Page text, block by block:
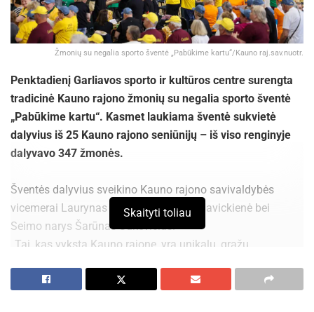
Žmonių su negalia sporto šventė „Pabūkime kartu“/Kauno raj.sav.nuotr.
Penktadienį Garliavos sporto ir kultūros centre surengta
tradicinė Kauno rajono žmonių su negalia sporto šventė
„Pabūkime kartu“. Kasmet laukiama šventė sukvietė
dalyvius iš 25 Kauno rajono seniūnijų – iš viso renginyje
dalyvavo 347 žmonės.
Šventės dalyvius sveikino Kauno rajono savivaldybės
vicemerai Laurynas Dilys ir Snieguolė Navickienė bei
Seimo narys Šarūnas Šukevičius.
„Tai, kas vyksta Kauno rajone, yra unikalu, gražu,
pabendrauti, parungtyniauti ir dar labiau susidraugauti“, –
Skaityti toliau